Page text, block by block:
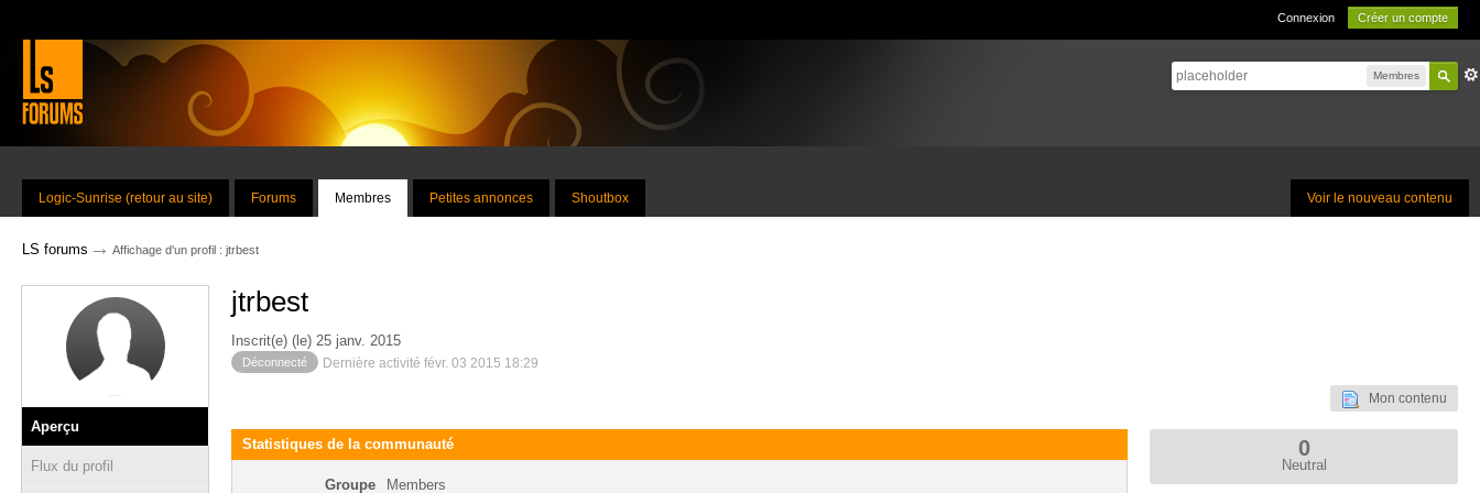
Connexion Créer un compte
Membres
Voir le nouveau contenu
Logic-Sunrise (retour au site) Forums Membres Petites annonces Shoutbox
LS forums → Affichage d'un profil : jtrbest
Aperçu
Flux du profil
jtrbest
Inscrit(e) (le) 25 janv. 2015
Déconnecté Dernière activité févr. 03 2015 18:29
Mon contenu
Statistiques de la communauté
Groupe Members
0
Neutral